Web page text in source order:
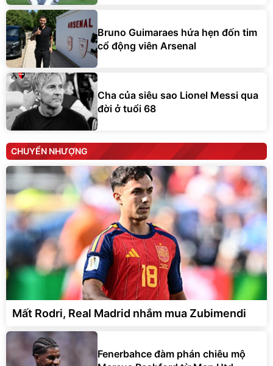
Bruno Guimaraes hứa hẹn đốn tim
cổ động viên Arsenal
Cha của siêu sao Lionel Messi qua
đời ở tuổi 68
CHUYỂN NHƯỢNG
Mất Rodri, Real Madrid nhắm mua Zubimendi
Fenerbahce đàm phán chiêu mộ